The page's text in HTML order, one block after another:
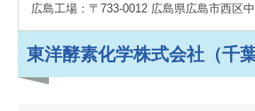
広島工場：〒733-0012 広島県広島市西区
東洋酵素化学株式会社（千葉